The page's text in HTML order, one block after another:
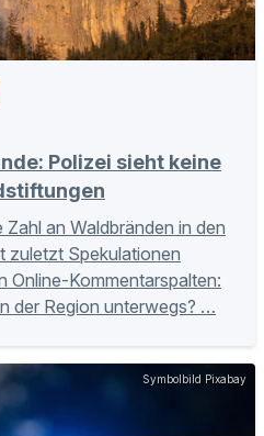
Polizei sieht keine
an Waldbränden in den
zuletzt Spekulationen
Online-Kommentarspalten:
der Region unterwegs? …
Symbolbild Pixabay